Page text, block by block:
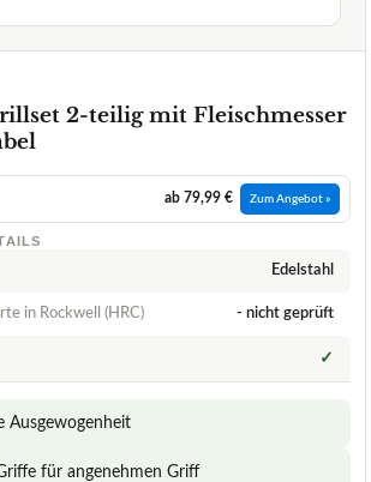
2-teilig mit Fleischmesser
ab 79,99 € Zum Angebot »
Edelstahl
in Rockwell (HRC) - nicht geprüft
✓
Ausgewogenheit
für angenehmen Griff